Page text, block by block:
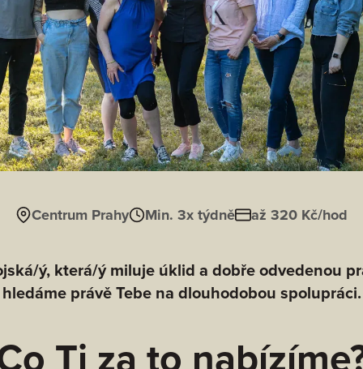
Centrum Prahy Min. 3x týdně až 320 Kč/hod
ý, která/ý miluje úklid a dobře odvedenou
hledáme právě Tebe na dlouhodobou spolupráci.
Ti za to